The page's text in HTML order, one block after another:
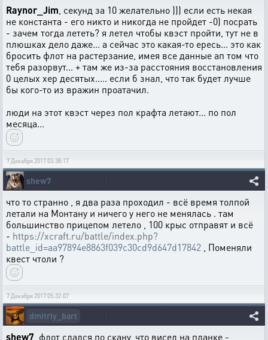
Raynor_Jim , секунд за 10 желательно ))) если есть некая
не константа - его никто и никогда не пройдет -0) посрать
- зачем тогда лететь? я летел чтобы квэст пройти, тут не в
плюшках дело даже... а сейчас это какая-то ересь... это как
бросить флот на растерзание, имея все данные ап том что
тебя разорвут... + там же из-за расстояния восстановления
0 целых хер десятых..... если б знал, что так будет лучше
бы кого-то из вражин проатачил.
люди на этот квэст через пол крафта летают... по пол
месяца...
7 Декабря 2017 03:38:17
shew7
что то странно , я два раза проходил - всё время толпой
летали на Монтану и ничего у него не менялась . там
большинство прицепом летело , 100 крыс отправят и всё
- https://xcraft.ru/battle/index.php?
battle_id=aa97894e8863f039c30cd9d647d17842 , Поменяли
квест чтоли ?
7 Декабря 2017 05:32:07
dmitriy_bart
shew7 , флот слался по скану, что висел на планке -